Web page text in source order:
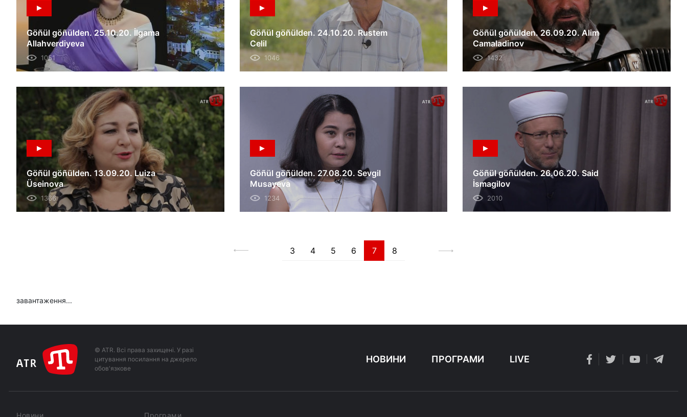
Göñül göñülden. 25.10.20. İlgama
Allahverdiyeva
1051
Göñül göñülden. 24.10.20. Rustem
Celil
1046
Göñül göñülden. 26.09.20. Alim
Camaladinov
1432
Göñül göñülden. 13.09.20. Luiza
Üseinova
1366
Göñül göñülden. 27.08.20. Sevgil
Musayeva
1234
Göñül göñülden. 26.06.20. Said
İsmagilov
2010
3 4 5 6 7 8
завантаження...
© ATR. Всі права захищені. У разі
цитування посилання на джерело
обов'язкове
НОВИНИ ПРОГРАМИ LIVE
Новини Програми